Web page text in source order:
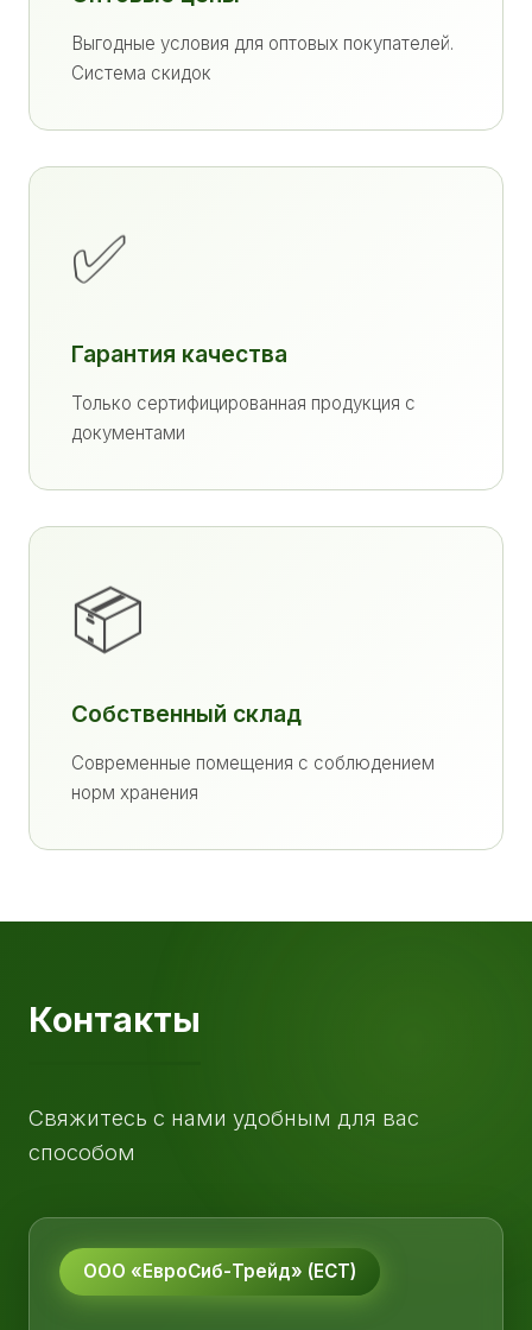
Выгодные условия для оптовых покупателей.
Система скидок
✅
Гарантия качества
Только сертифицированная продукция с
документами
📦
Собственный склад
Современные помещения с соблюдением
норм хранения
Контакты
Свяжитесь с нами удобным для вас
способом
ООО «ЕвроСиб-Трейд» (ЕСТ)